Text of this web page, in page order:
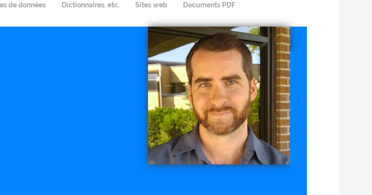
de données Dictionnaires, etc. Sites web Documents PDF
border